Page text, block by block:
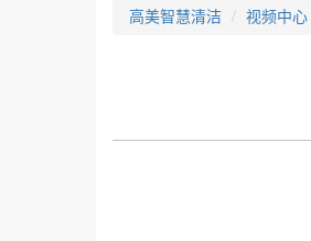
高美智慧清洁 视频中心